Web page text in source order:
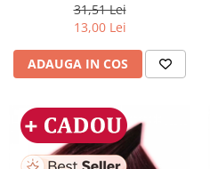
31,51 Lei
13,00 Lei
ADAUGA IN COS